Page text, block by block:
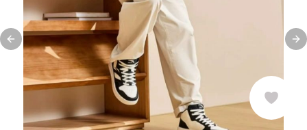
Previous slide